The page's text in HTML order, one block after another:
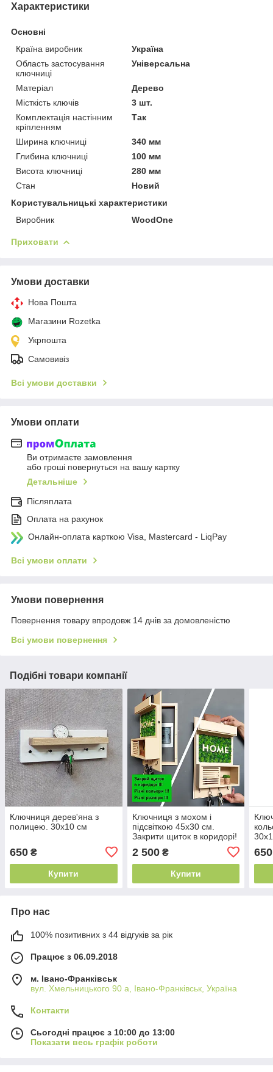
Характеристики
Основні
Країна виробник
Україна
Область застосування
ключниці
Універсальна
Матеріал
Дерево
Місткість ключів
3 шт.
Комплектація настінним
кріпленням
Так
Ширина ключниці
340 мм
Глибина ключниці
100 мм
Висота ключниці
280 мм
Стан
Новий
Користувальницькі характеристики
Виробник
WoodOne
Приховати
Умови доставки
Нова Пошта
Магазини Rozetka
Укрпошта
Самовивіз
Всі умови доставки
Умови оплати
Ви отримаєте замовлення
або гроші повернуться на вашу картку
Детальніше
Післяплата
Оплата на рахунок
Онлайн-оплата карткою Visa, Mastercard - LiqPay
Всі умови оплати
Умови повернення
Повернення товару впродовж 14 днів за домовленістю
Всі умови повернення
Подібні товари компанії
Ключниця дерев'яна з
полицею. 30х10 см
650 ₴
Купити
Ключниця з мохом і
підсвіткою 45х30 см.
Закрити щиток в коридорі!
2 500₴
Купити
650
Про нас
100% позитивних з 44 відгуків за рік
Працює з 06.09.2018
м. Івано-Франківськ
вул. Хмельницького 90 а, Івано-Франківськ, Україна
Контакти
Сьогодні працює з 10:00 до 13:00
Показати весь графік роботи